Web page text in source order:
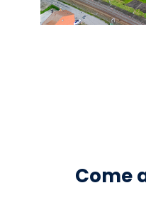
Come